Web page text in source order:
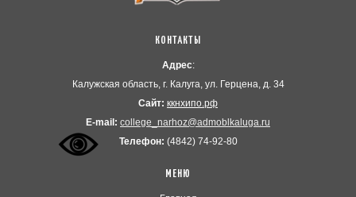
КОНТАКТЫ
Адрес:
Калужская область, г. Калуга, ул. Герцена, д. 34
Сайт: ккнхипо.рф
Е-mail: college_narhoz@admoblkaluga.ru
Телефон: (4842) 74-92-80
МЕНЮ